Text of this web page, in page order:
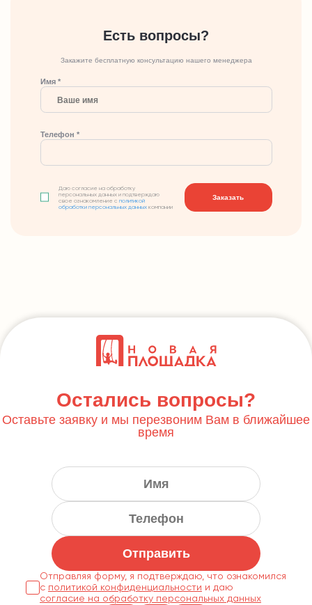
Есть вопросы?
Закажите бесплатную консультацию нашего менеджера
Имя *
Телефон *
Даю согласие на обработку
персональных данных и подтверждаю
свое ознакомление с политикой
обработки персональных данныхкомпании
Заказать
Остались вопросы?
Оставьте заявку и мы перезвоним Вам в ближайшее
время
Отправить
Отправляя форму, я подтверждаю, что ознакомился
с политикой конфиденциальности
согласие на обработку персональных данных